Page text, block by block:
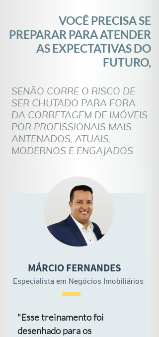
VOCÊ PRECISA SE
PREPARAR PARA ATENDER
AS EXPECTATIVAS DO
FUTURO,
SENÃO CORRE O RISCO DE
SER CHUTADO PARA FORA
DA CORRETAGEM DE IMÓVEIS
POR PROFISSIONAIS MAIS
ANTENADOS, ATUAIS,
MODERNOS E ENGAJADOS
Especialista em Negócios Imobiliários
"Esse treinamento foi
desenhado para os
MÁRCIO FERNANDES